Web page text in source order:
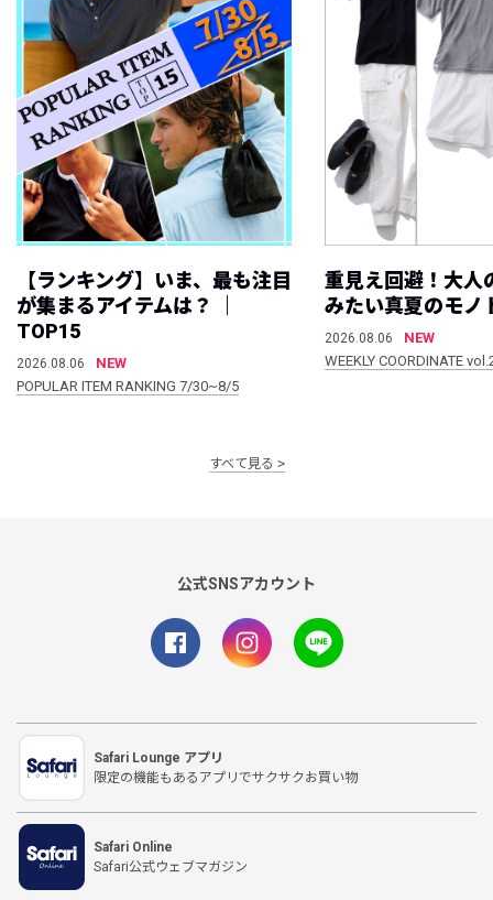
【ランキング】いま、最も注目
が集まるアイテムは？ ｜
TOP15
2026.08.06
NEW
POPULAR ITEM RANKING 7/30~8/5
重見え回避！大人
みたい真夏のモノ
2026.08.06
NEW
WEEKLY COORDINATE
すべて見る
公式SNSアカウント
Safari Lounge アプリ
限定の機能もあるアプリでサクサクお買い物
Safari Online
Safari公式ウェブマガジン